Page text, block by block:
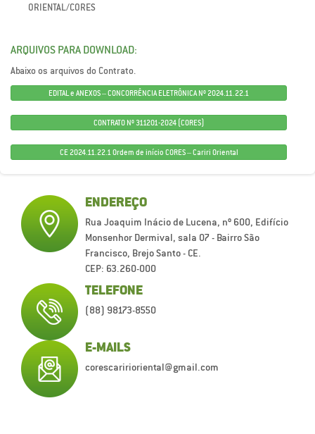
ORIENTAL/CORES
ARQUIVOS PARA DOWNLOAD:
Abaixo os arquivos do Contrato.
EDITAL e ANEXOS – CONCORRÊNCIA ELETRÔNICA Nº 2024.11.22.1
CONTRATO Nº 311201-2024 (CORES)
CE 2024.11.22.1 Ordem de início CORES – Cariri Oriental
ENDEREÇO
Rua Joaquim Inácio de Lucena, nº 600, Edifício
Monsenhor Dermival, sala 07 - Bairro São
Francisco, Brejo Santo - CE.
CEP: 63.260-000
TELEFONE
(88) 98173-8550
E-MAILS
corescaririoriental@gmail.com